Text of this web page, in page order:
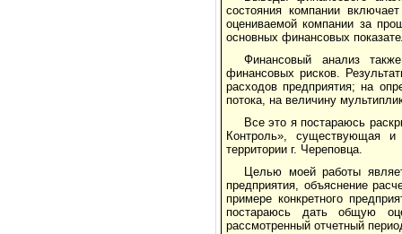
состояния компании
оцениваемой компании за
основных финансовых
Финансовый анализ
финансовых рисков.
расходов предприятия; на
потока, на величину
Все это я постараюсь
Контроль», существующая
территории г. Череповца.
Целью моей работы
предприятия, объяснение
примере конкретного
постараюсь дать общую
рассмотренный отчетный